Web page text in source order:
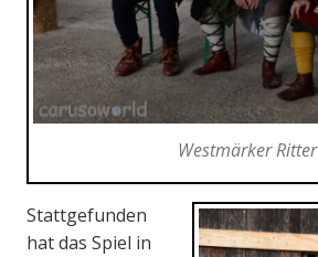
Westmärker Ritter
Stattgefunden
hat das Spiel in